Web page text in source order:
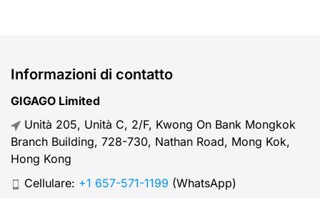
Informazioni di contatto
GIGAGO Limited
Unità 205, Unità C, 2/F, Kwong On Bank Mongkok
Branch Building, 728-730, Nathan Road, Mong Kok,
Hong Kong
Cellulare: +1 657-571-1199 (WhatsApp)